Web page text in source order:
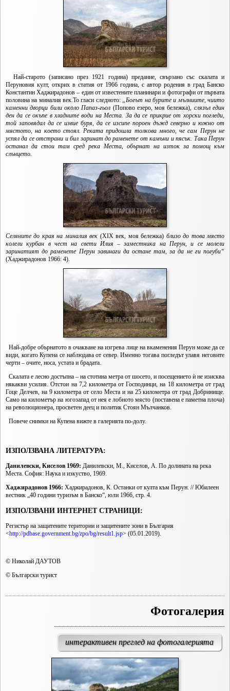
Най-старото (записано през 1921 година) предание, свързано със скалата и
Перуновия култ, открих в статия от 1966 година, с автор родения в град Банско
Константин Хаджирадонов – един от известените планинари и фотографи от първата
половина на миналия век.То гласи следното: „Богът на бурите и мълниите, чиито
каменни дворци били около Папаз-гьол (Попово езеро, моя бележка), слязъл един
ден да се окъпе в хладните води на Места. За да се прикрие от хорски погледи,
той заповядал да се извие буря, да се изсипе пороен дъжд северно и южно от
мястото, на което стоял. Реката придошла толкова много, че сам Перун не
успял да се отстрани и бил заринат до раменете от камъни и пясък. Така Перун
останал да стои там сред река Места, обърнат на изток за помощ към
слънцето.
Селяните до края на миналия век (XIX век, моя бележка) близо до това място
колели курбан в чест на свети Илия – заместника на Перун, и се молели
заринатият до раменете Перун завинаги да остане там, за да не ги погуби“
(Хаджирадонов 1966: 4).
Най-добре обърнатото в очакване на изгрева лице на вкаменения Перун може да се
види, когато Купена се наблюдава от север. Именно тогава погледът улавя неговите
черти – очите, носа, устата и брадата.
Скалата е лесно достъпна – на стотина метра от шосето, и посещението ѝ не изисква
някакви усилия. Отстои на 7,2 километра от Господинци, на 18 километра от град
Гоце Делчев, на 9 километра от село Места и на 25 километра от град Добринище.
Само на километър на югозапад от нея е лобното място (поставена е паметна плоча)
на революционера, просветен деец и политик Стоян Мълчанков.
Повече снимки на Купена вижте в галерията по-долу.
ИЗПОЛЗВАНА ЛИТЕРАТУРА:
Данилевски, Киселов 1969: Данилевски, М., Киселов, А. По долината на река
Места. София: Наука и изкуство, 1969.
Хаджирадонов 1966: Хаджирадонов, К. Останки от култа към Перун. // Юбилеен
вестник „40 години туризъм в Банско“, юли 1966, стр. 4.
ИЗПОЛЗВАНИ ИНТЕРНЕТ СТРАНИЦИ:
Регистър на защитените територии и защитените зони в България
<http://pdbase.government.bg/zpo/bg/result1.jsp> (05.01.2019).
© Николай ДАУТОВ
© Български турист
Фотогалерия
интерактивен преглед на фотогалерията